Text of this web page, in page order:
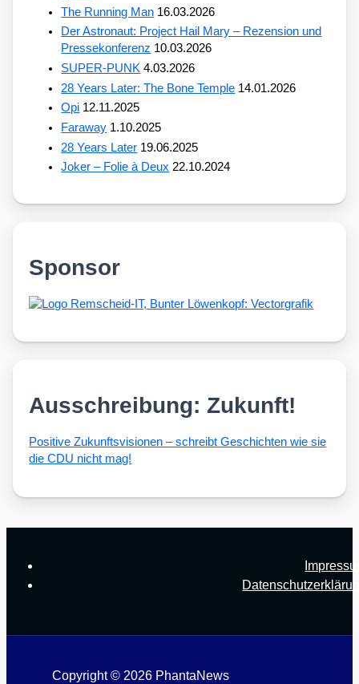
The Running Man 16.03.2026
Der Astronaut: Project Hail Mary – Rezension und
Pressekonferenz 10.03.2026
SUPER-PUNK 4.03.2026
28 Years Later: The Bone Temple 14.01.2026
Opi 12.11.2025
Faraway 1.10.2025
28 Years Later 19.06.2025
Joker – Folie à Deux 22.10.2024
Sponsor
Ausschreibung: Zukunft!
Posi­ti­ve Zukunfts­vi­sio­nen – schreibt Geschich­ten wie sie
die CDU nicht mag!
Copyright © 2026 PhantaNews